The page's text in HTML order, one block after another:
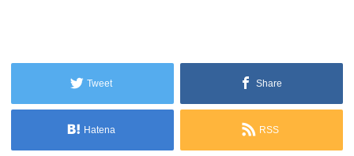
Tweet Share
Hatena RSS